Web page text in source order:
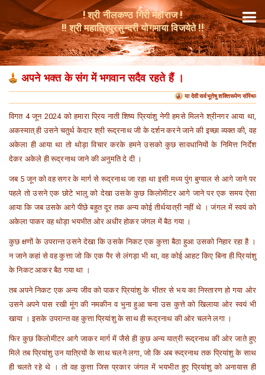
! श्री नीलकण्ठ गिरी महाराज !
!! श्री महात्रिपुरसुन्दरी योगमाया विजयेते !!
अपने भक्त के संग में भगवान सदैव रहते हैं ।
या देवी सर्वभूतेषु शक्तिरूपेण
विगत 4 जून 2024 को हमारा प्रिय नाती शिष्य प्रियांशु नेगी हमसे मिलने श्रीनगर आया था,
अकस्मात् ही उसने चतुर्थ केदार श्री रूद्रनाथ जी के दर्शन करने जाने की इच्छा व्यक्त की, वह
अकेला ही आया था तो थोड़ा विचार करके हमने उसको कुछ सावधानियों के निमित्त निर्देश
देकर अकेले ही रूद्रनाथ जाने की अनुमति दे दी ।
जब 5 जून को वह सगर के मार्ग से रूद्रनाथ जा रहा था इसी मध्य पुंग बुग्याल से आगे जाने पर
पहले तो उसने एक छोटे भालु को देखा उसके कुछ किलोमीटर आगे जाने पर एक समय ऐसा
आया कि जब उसके आगे पीछे बहुत दूर तक अन्य कोई तीर्थयात्री नहीं थे । जंगल में स्वयं को
अकेला पाकर वह थोड़ा भयभीत ओर अधीर होकर जंगल में बैठ गया ।
कुछ क्षणों के उपरान्त उसने देखा कि उसके निकट एक कुत्ता बैठा हुआ उसको निहार रहा है ।
न जाने कहां से वह कुत्ता जो कि एक पैर से लंगड़ा भी था, वह कोई आहट किए बिना ही प्रियांशु
के निकट आकर बैठ गया था ।
तब अपने निकट एक अन्य जीव को पाकर प्रियांशु के भीतर से भय का निस्तारण हो गया ओर
उसने अपने पास रखी मूंग की नमकीन व भुना हुआ चना उस कुत्ते को खिलाया ओर स्वयं भी
खाया । इसके उपरान्त वह कुत्ता प्रियांशु के साथ ही रूद्रनाथ की ओर चलने लगा ।
फिर कुछ किलोमीटर आगे जाकर मार्ग में जैसे ही कुछ अन्य यात्री रूद्रनाथ की ओर जाते हुए
मिले तब प्रियांशु उन यात्रियों के साथ चलने लगा, जो कि अब रूद्रनाथ तक प्रियांशु के साथ
ही चलते रहे थे । तो वह कुत्ता जिस प्रकार जंगल में भयभीत हुए प्रियांशु को अनायास ही